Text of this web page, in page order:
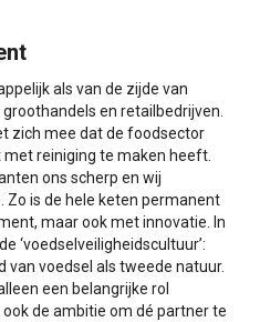
als van de zijde van
en retailbedrijven.
zich mee dat de foodsector
reiniging te maken heeft.
ons scherp en wij
Zo is de hele keten permanent
maar ook met innovatie. In
‘voedselveiligheidscultuur’:
van voedsel als tweede natuur.
een belangrijke rol
de ambitie om dé partner te